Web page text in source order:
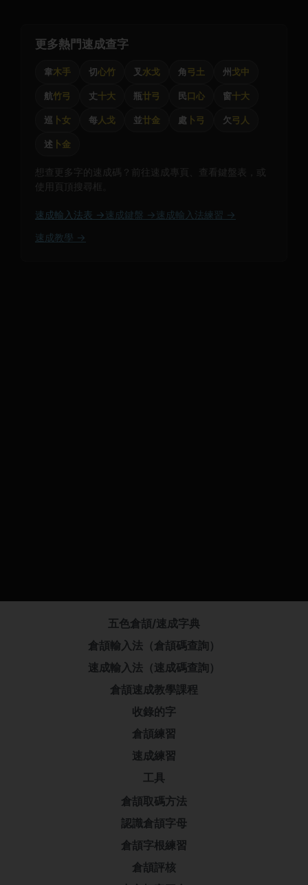
更多熱門速成查字
韋木手 切心竹 叉 水戈 角弓土 州 戈中
航竹弓 丈十大 瓶廿弓 民口心 窗十大
巡 卜女 每人戈 並廿金 處 卜弓 欠弓人
述 卜金
想查更多字的速成碼？前往速成專頁、查看鍵盤表，或
使用頁頂搜尋框。
速成輸入法表 → 速成鍵盤 → 速成輸入法練習 →
速成教學 →
五色倉頡/速成字典
倉頡輸入法（倉頡碼查詢）
速成輸入法（速成碼查詢）
倉頡速成教學課程
收錄的字
倉頡練習
速成練習
工具
倉頡取碼方法
認識倉頡字母
倉頡字根練習
倉頡評核